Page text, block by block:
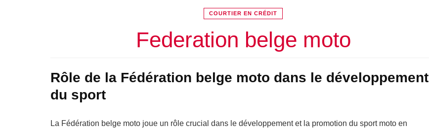
COURTIER EN CRÉDIT
Federation belge moto
Rôle de la Fédération belge moto dans le développement
du sport
La Fédération belge moto joue un rôle crucial dans le développement et la promotion du sport moto en